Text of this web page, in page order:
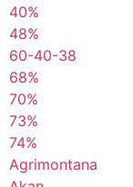
40%
48%
60-40-38
68%
70%
73%
74%
Agrimontana